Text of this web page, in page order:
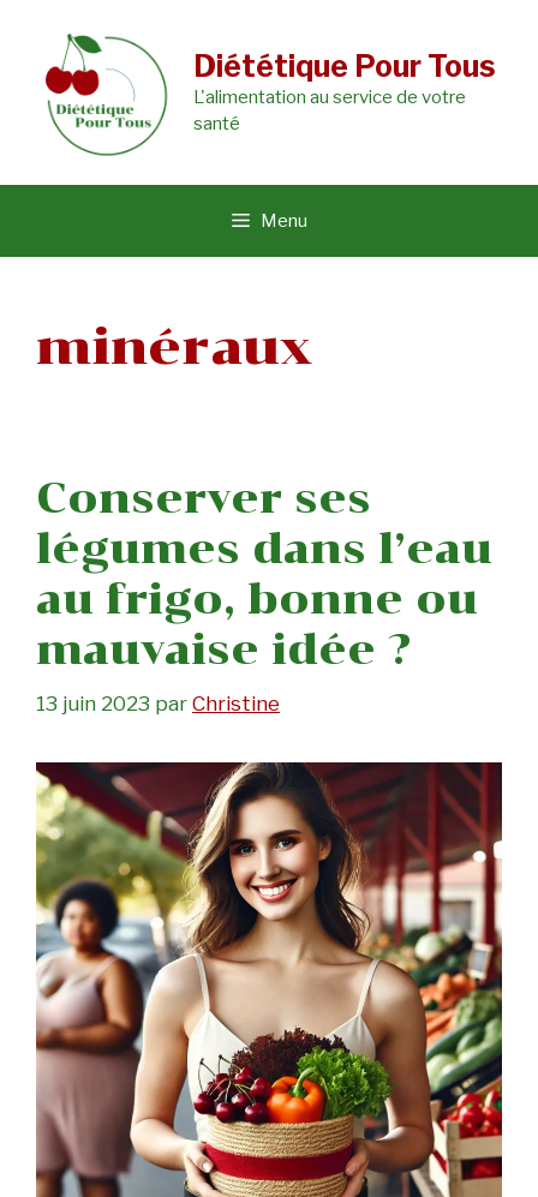
contenu
Diététique Pour Tous
L'alimentation au service de votre
santé
Menu
minéraux
Conserver ses
légumes dans l’eau
au frigo, bonne ou
mauvaise idée ?
13 juin 2023 par Christine